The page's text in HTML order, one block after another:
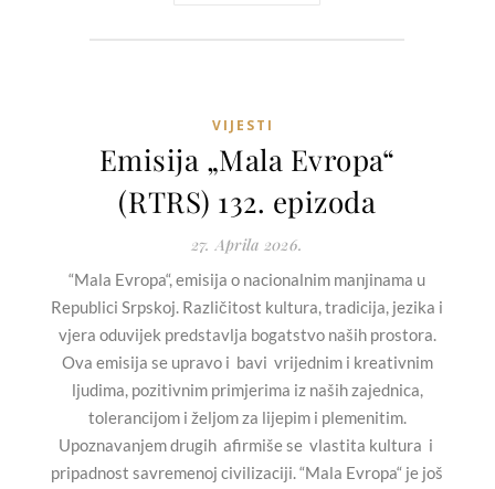
VIJESTI
Emisija „Mala Evropa“
(RTRS) 132. epizoda
27. Aprila 2026.
“Mala Evropa“, emisija o nacionalnim manjinama u
Republici Srpskoj. Različitost kultura, tradicija, jezika i
vjera oduvijek predstavlja bogatstvo naših prostora.
Ova emisija se upravo i bavi vrijednim i kreativnim
ljudima, pozitivnim primjerima iz naših zajednica,
tolerancijom i željom za lijepim i plemenitim.
Upoznavanjem drugih afirmiše se vlastita kultura i
pripadnost savremenoj civilizaciji. “Mala Evropa“ je još